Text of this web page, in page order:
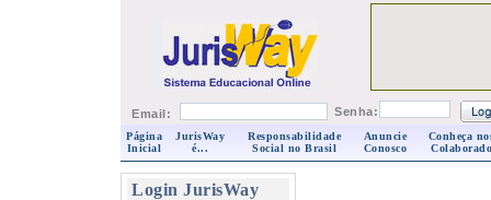
Email: Senha:
Página
Inicial
JurisWay
é...
Responsabilidade
Social no Brasil
Anuncie
Conosco
Conheça
Login JurisWay